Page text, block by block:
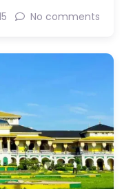
No comments